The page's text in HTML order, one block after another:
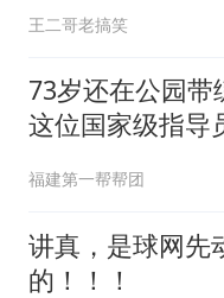
王二哥老搞笑
73岁还在公园带
这位国家级指导
福建第一帮帮团
讲真，是球网先
的！！！